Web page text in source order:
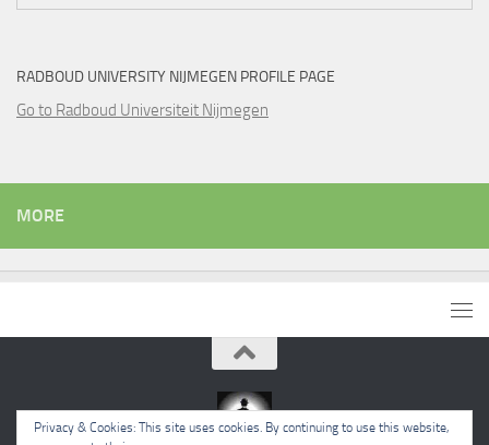
RADBOUD UNIVERSITY NIJMEGEN PROFILE PAGE
Go to Radboud Universiteit Nijmegen
MORE
Privacy & Cookies: This site uses cookies. By continuing to use this website,